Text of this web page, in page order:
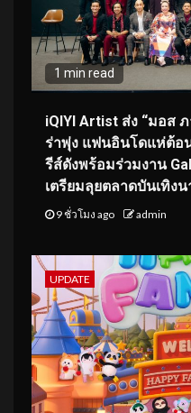
1 min read
iQIYI Artist ส่ง “มอส
ร่าพุ่ง แฟนอินโดแห่ต้อ
รีส์ดังพร้อมร่วมงาน
เตรียมลุยตลาดบันเทิง
9 ชั่วโมง ago admin
UPDATE